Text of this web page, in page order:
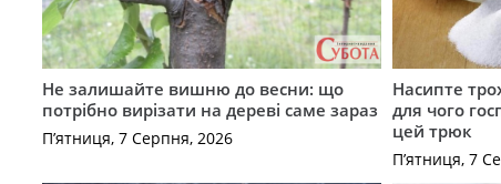
Не залишайте вишню до весни: що
потрібно вирізати на дереві саме зараз
П’ятниця, 7 Серпня, 2026
Насипте
для чого
цей трюк
П’ятниця, 7